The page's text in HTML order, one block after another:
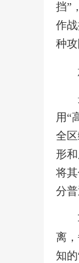
挡”
作
种
用“
全
形
将
分
离
知